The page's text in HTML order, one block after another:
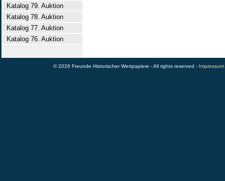
Katalog 79. Auktion
Katalog 78. Auktion
Katalog 77. Auktion
Katalog 76. Auktion
© 2026 Freunde Historischer Wertpapiere - All rights reserved - Impressum